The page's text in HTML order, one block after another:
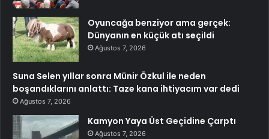
Oyuncağa benziyor ama gerçek:
Dünyanın en küçük atı seçildi
Ağustos 7, 2026
Suna Selen yıllar sonra Münir Özkul ile neden
boşandıklarını anlattı: Taze kana ihtiyacım var dedi
Ağustos 7, 2026
Kamyon Yaya Üst Geçidine Çarptı
Ağustos 7, 2026